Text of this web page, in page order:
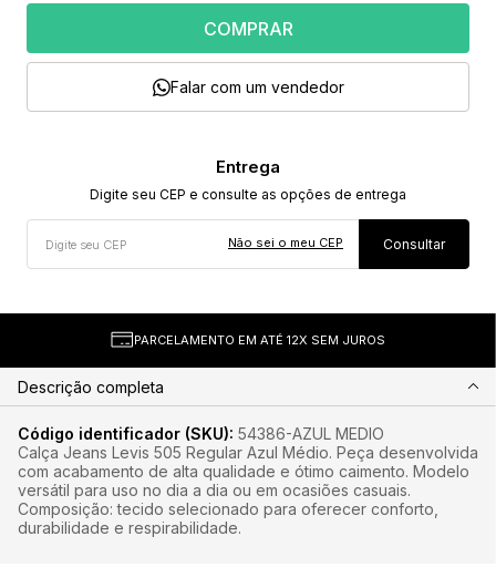
COMPRAR
Falar com um vendedor
Não sei o meu CEP
PARCELAMENTO EM ATÉ 12X SEM JUROS
Descrição completa
Código identificador (SKU): 54386-AZUL MEDIO
Calça Jeans Levis 505 Regular Azul Médio. Peça desenvolvida
com acabamento de alta qualidade e ótimo caimento. Modelo
versátil para uso no dia a dia ou em ocasiões casuais.
Composição: tecido selecionado para oferecer conforto,
durabilidade e respirabilidade.